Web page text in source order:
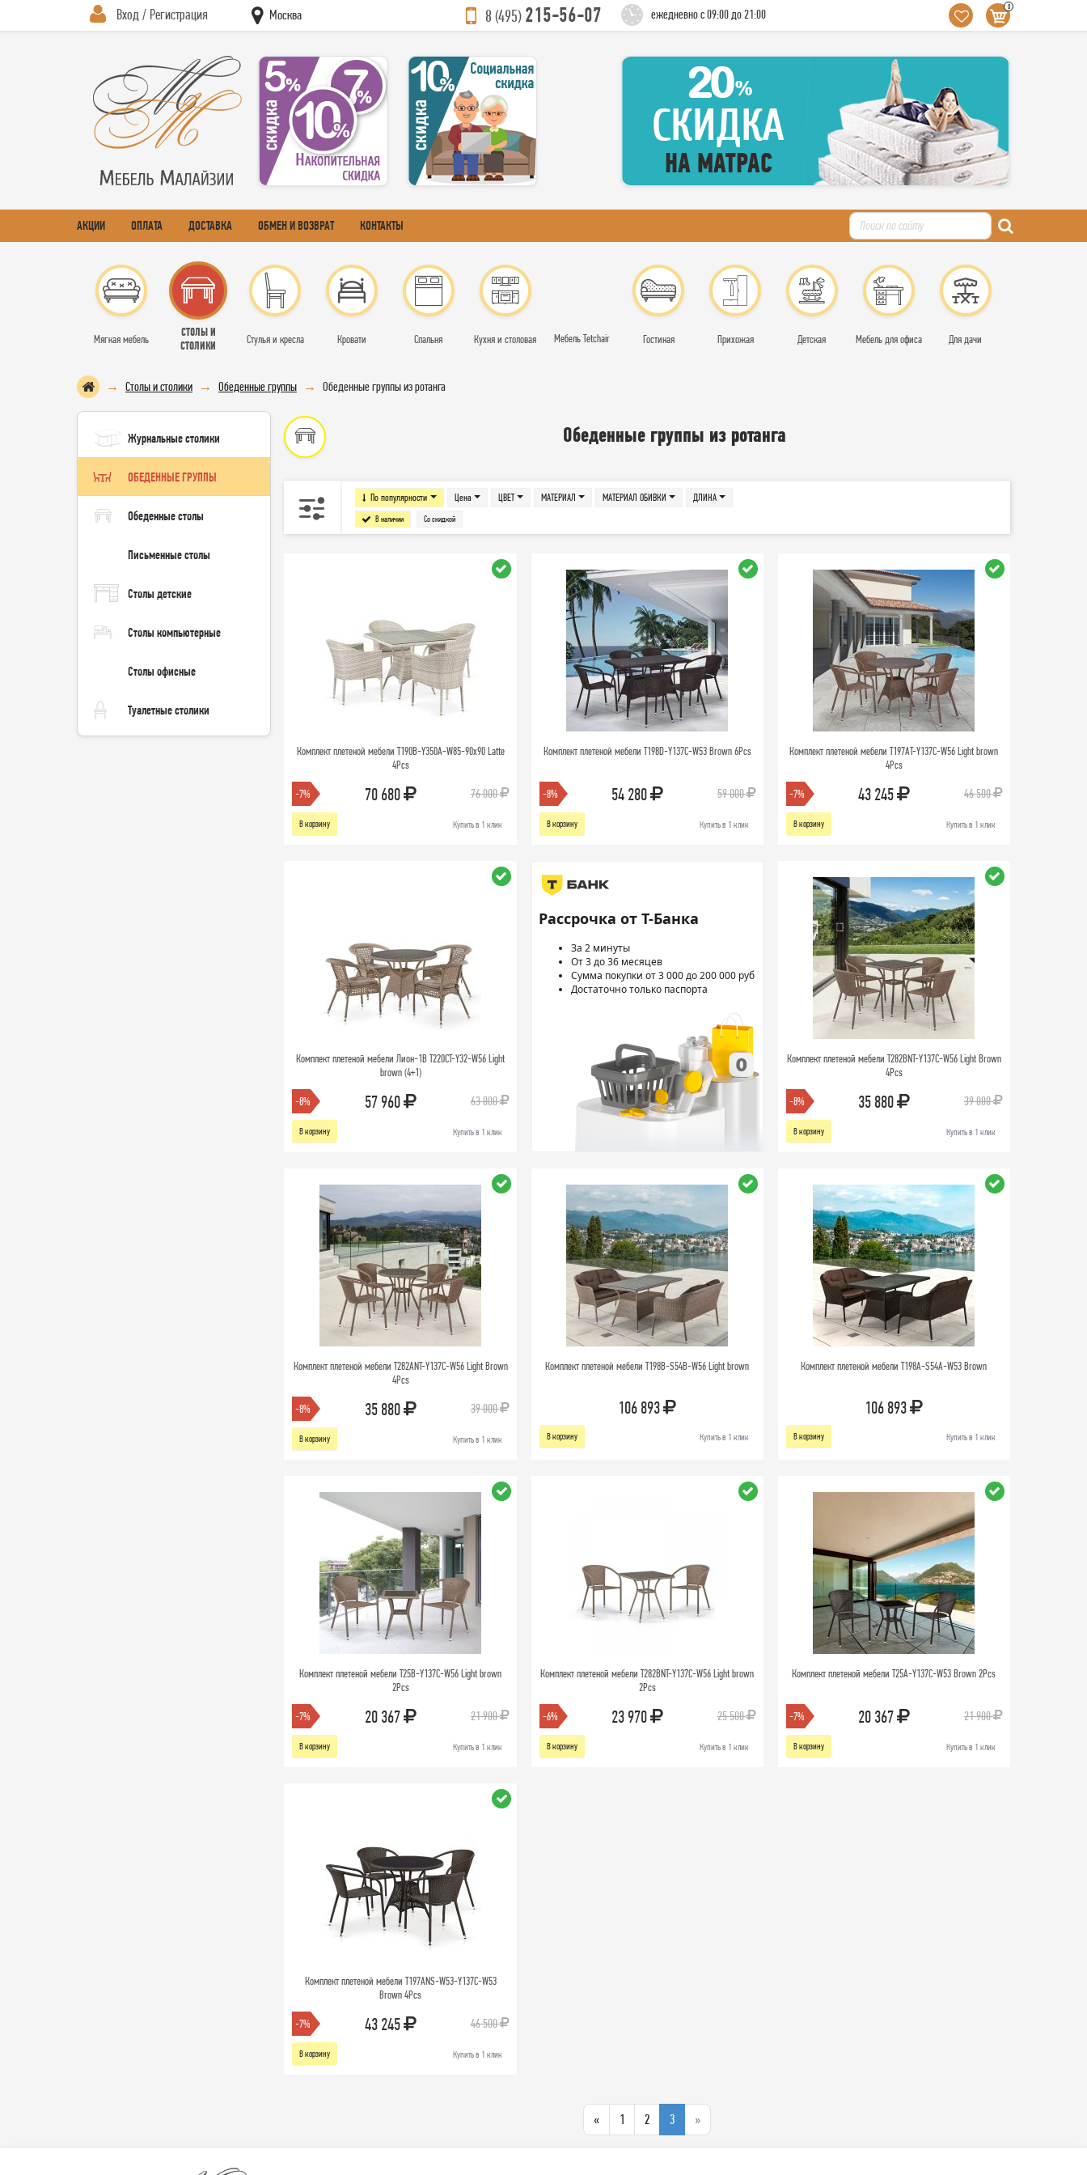
Вход / Регистрация Москва 8 (495)215-56-07 ежедневно с 09:00 до 21:00
0
АКЦИИ ОПЛАТА ДОСТАВКА ОБМЕН И ВОЗВРАТ КОНТАКТЫ
Мягкая мебель
СТОЛЫ И
СТОЛИКИ
Стулья и кресла Кровати Спальня Кухня и столовая Мебель Tetchair Гостиная Прихожая Детская Мебель для офиса Для дачи
Столы и столики Обеденные группы Обеденные группы из ротанга
Журнальные столики
ОБЕДЕННЫЕ ГРУППЫ
Обеденные столы
Письменные столы
Столы детские
Столы компьютерные
Столы офисные
Туалетные столики
Обеденные группы из ротанга
По популярности Цена
В наличии Со скидкой
ЦВЕТ МАТЕРИАЛ МАТЕРИАЛ ОБИВКИ ДЛИНА
Комплект плетеной мебели T190B-Y350A-W85-90x90 Latte
4Pcs
-7% 70 680 76 000
В корзину Купить в 1 клик
Комплект плетеной мебели T198D-Y137C-W53 Brown 6Pcs
-8% 54 280 59 000
В корзину Купить в 1 клик
Комплект плетеной мебели T197AT-Y137C-W56 Light brown
4Pcs
-7% 43 245 46 500
В корзину Купить в 1 клик
Комплект плетеной мебели Лион-1B T220CT-Y32-W56 Light
brown (4+1)
-8% 57 960 63 000
В корзину Купить в 1 клик
Рассрочка от Т-Банка
За 2 минуты
От 3 до 36 месяцев
Сумма покупки от 3 000 до 200 000 руб
Достаточно только паспорта
Комплект плетеной мебели T282BNT-Y137C-W56 Light Brown
4Pcs
-8% 35 880 39 000
В корзину Купить в 1 клик
Комплект плетеной мебели T282ANT-Y137C-W56 Light Brown
4Pcs
-8% 35 880 39 000
В корзину Купить в 1 клик
Комплект плетеной мебели T198B-S54B-W56 Light brown
106 893
В корзину Купить в 1 клик
Комплект плетеной мебели T198A-S54A-W53 Brown
106 893
В корзину Купить в 1 клик
Комплект плетеной мебели T25B-Y137C-W56 Light brown
2Pcs
-7% 20 367 21 900
В корзину Купить в 1 клик
Комплект плетеной мебели T282BNT-Y137C-W56 Light brown
2Pcs
-6% 23 970 25 500
В корзину Купить в 1 клик
Комплект плетеной мебели T25A-Y137C-W53 Brown 2Pcs
-7% 20 367 21 900
В корзину Купить в 1 клик
Комплект плетеной мебели T197ANS-W53-Y137C-W53
Brown 4Pcs
-7% 43 245 46 500
В корзину Купить в 1 клик
« 1 2 3 »